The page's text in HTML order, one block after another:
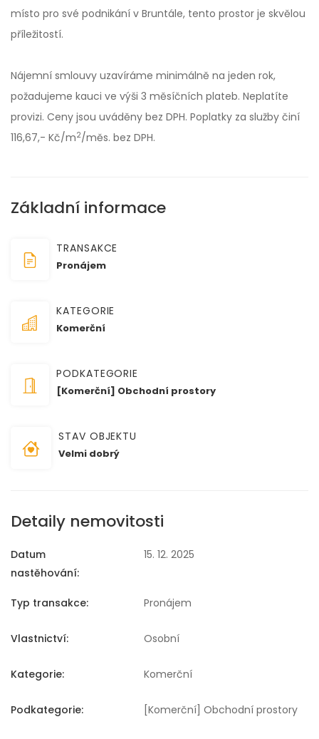
místo pro své podnikání v Bruntále, tento prostor je skvělou
příležitostí.
Nájemní smlouvy uzavíráme minimálně na jeden rok,
požadujeme kauci ve výši 3 měsíčních plateb. Neplatíte
provizi. Ceny jsou uváděny bez DPH. Poplatky za služby činí
116,67,- Kč/m2/měs. bez DPH.
Základní informace
TRANSAKCE
Pronájem
KATEGORIE
Komerční
PODKATEGORIE
[Komerční] Obchodní prostory
STAV OBJEKTU
Velmi dobrý
Detaily nemovitosti
Datum
nastěhování:
15. 12. 2025
Typ transakce: Pronájem
Vlastnictví: Osobní
Kategorie: Komerční
Podkategorie: [Komerční] Obchodní prostory